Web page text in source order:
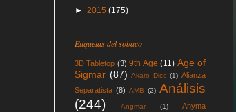
► 2015 (175)
Etiquetas del sobaco
3D Tabletop (3) 9th Age (11) Age of
Sigmar (87) Akaro Dice (1) Alianza
Separatista (8) AMB (2) Análisis
(244)
Angmar (1)
Anyma